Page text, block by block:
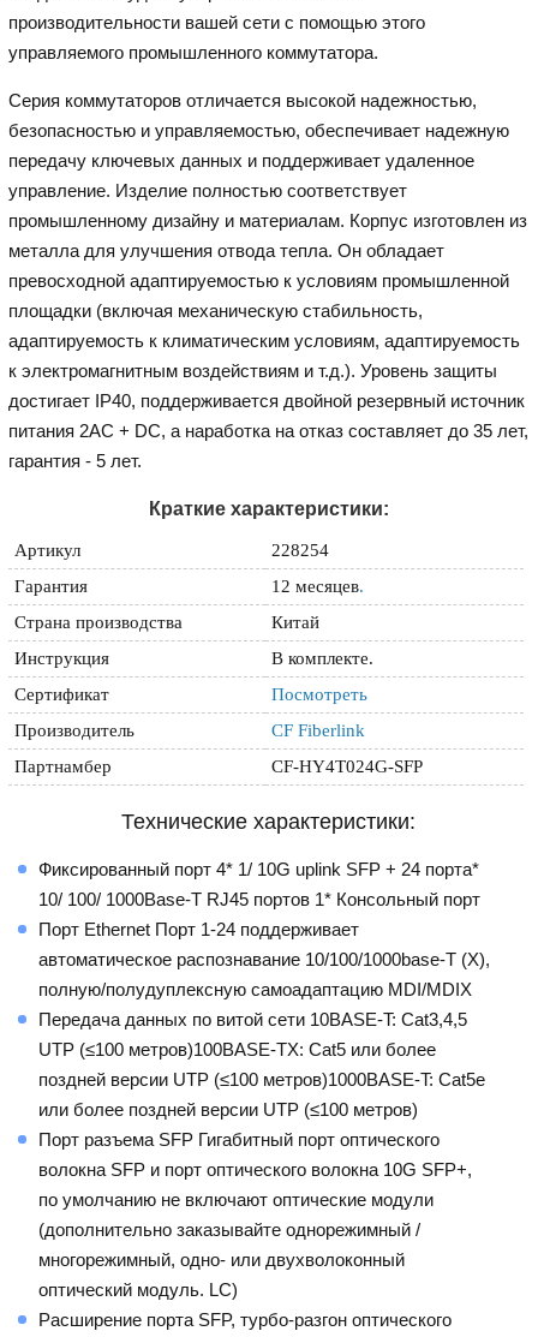
производительности вашей сети с помощью этого
управляемого промышленного коммутатора.
Серия коммутаторов отличается высокой надежностью,
безопасностью и управляемостью, обеспечивает надежную
передачу ключевых данных и поддерживает удаленное
управление. Изделие полностью соответствует
промышленному дизайну и материалам. Корпус изготовлен из
металла для улучшения отвода тепла. Он обладает
превосходной адаптируемостью к условиям промышленной
площадки (включая механическую стабильность,
адаптируемость к климатическим условиям, адаптируемость
к электромагнитным воздействиям и т.д.). Уровень защиты
достигает IP40, поддерживается двойной резервный источник
питания 2AC + DC, а наработка на отказ составляет до 35 лет,
гарантия - 5 лет.
Краткие характеристики:
Артикул
228254
Гарантия
12 месяцев.
Страна производства
Китай
Инструкция
В комплекте.
Сертификат
Посмотреть
Производитель
CF Fiberlink
Партнамбер
CF-HY4T024G-SFP
Технические характеристики:
Фиксированный порт 4* 1/ 10G uplink SFP + 24 порта*
10/ 100/ 1000Base-T RJ45 портов 1* Консольный порт
Порт Ethernet Порт 1-24 поддерживает
автоматическое распознавание 10/100/1000base-T (X),
полную/полудуплексную самоадаптацию MDI/MDIX
Передача данных по витой сети 10BASE-T: Cat3,4,5
UTP (≤100 метров)100BASE-TX: Cat5 или более
поздней версии UTP (≤100 метров)1000BASE-T: Cat5e
или более поздней версии UTP (≤100 метров)
Порт разъема SFP Гигабитный порт оптического
волокна SFP и порт оптического волокна 10G SFP+,
по умолчанию не включают оптические модули
(дополнительно заказывайте однорежимный /
многорежимный, одно- или двухволоконный
оптический модуль. LC)
Расширение порта SFP, турбо-разгон оптического